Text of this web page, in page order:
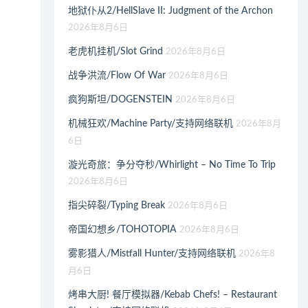
地狱仆从2/HellSlave II: Judgment of the Archon
2026年8月6日
老虎机挂机/Slot Grind 2026年8月6日
战争洪流/Flow Of War 2026年8月6日
疯狗斯坦/DOGENSTEIN 2026年8月6日
机械狂欢/Machine Party/支持网络联机 2026年8月
6日
漩光奇旅：争分夺秒/Whirlight – No Time To Trip
2026年8月6日
指尖碎裂/Typing Break 2026年8月6日
帝国幻想乡/TOHOTOPIA 2026年8月6日
雾影猎人/Mistfall Hunter/支持网络联机 2026年8
月6日
烤串大厨! 餐厅模拟器/Kebab Chefs! – Restaurant